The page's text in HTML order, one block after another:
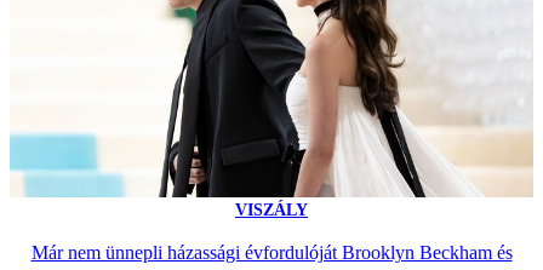
VISZÁLY
Már nem ünnepli házassági évfordulóját Brooklyn Beckham és